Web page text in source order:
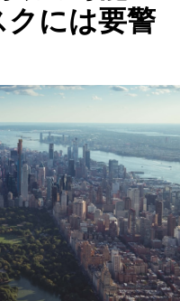
クには要警